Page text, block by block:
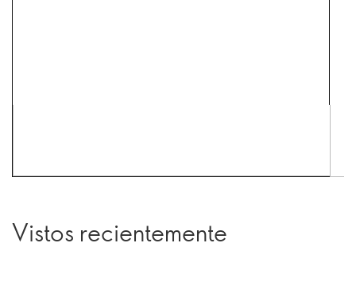
Vistos recientemente